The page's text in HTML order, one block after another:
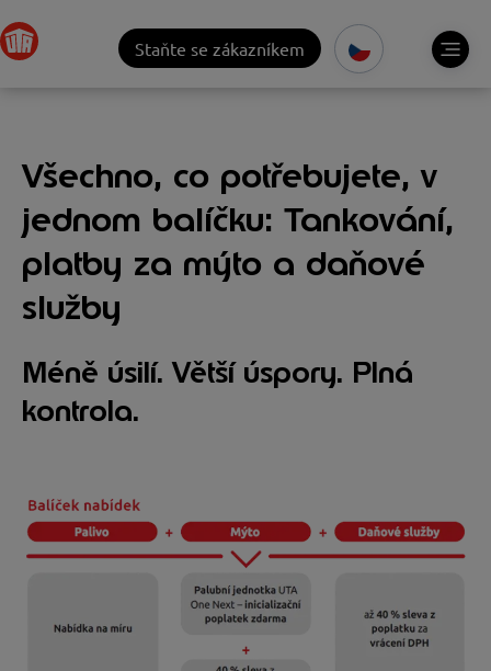
Staňte se zákazníkem
Všechno, co potřebujete, v
jednom balíčku: Tankování,
platby za mýto a daňové
služby
Méně úsilí. Větší úspory. Plná
kontrola.